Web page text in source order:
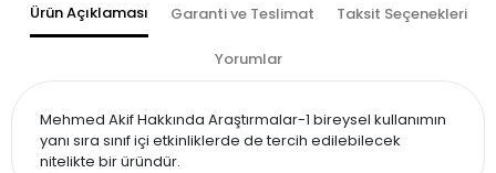
Ürün Açıklaması Garanti ve Teslimat Taksit Seçenekleri
Yorumlar
Mehmed Akif Hakkında Araştırmalar-1 bireysel kullanımın
yanı sıra sınıf içi etkinliklerde de tercih edilebilecek
nitelikte bir üründür.